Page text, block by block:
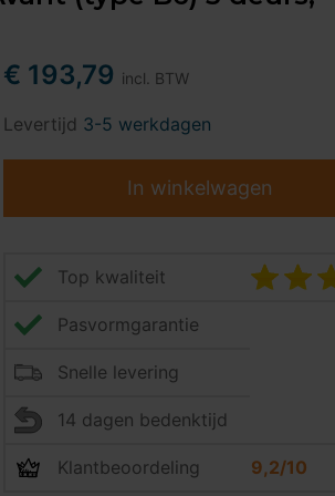
€ 193,79 incl. BTW
Levertijd 3-5 werkdagen
In winkelwagen
Top kwaliteit
Pasvormgarantie
Snelle levering
14 dagen bedenktijd
Klantbeoordeling 9,2/10